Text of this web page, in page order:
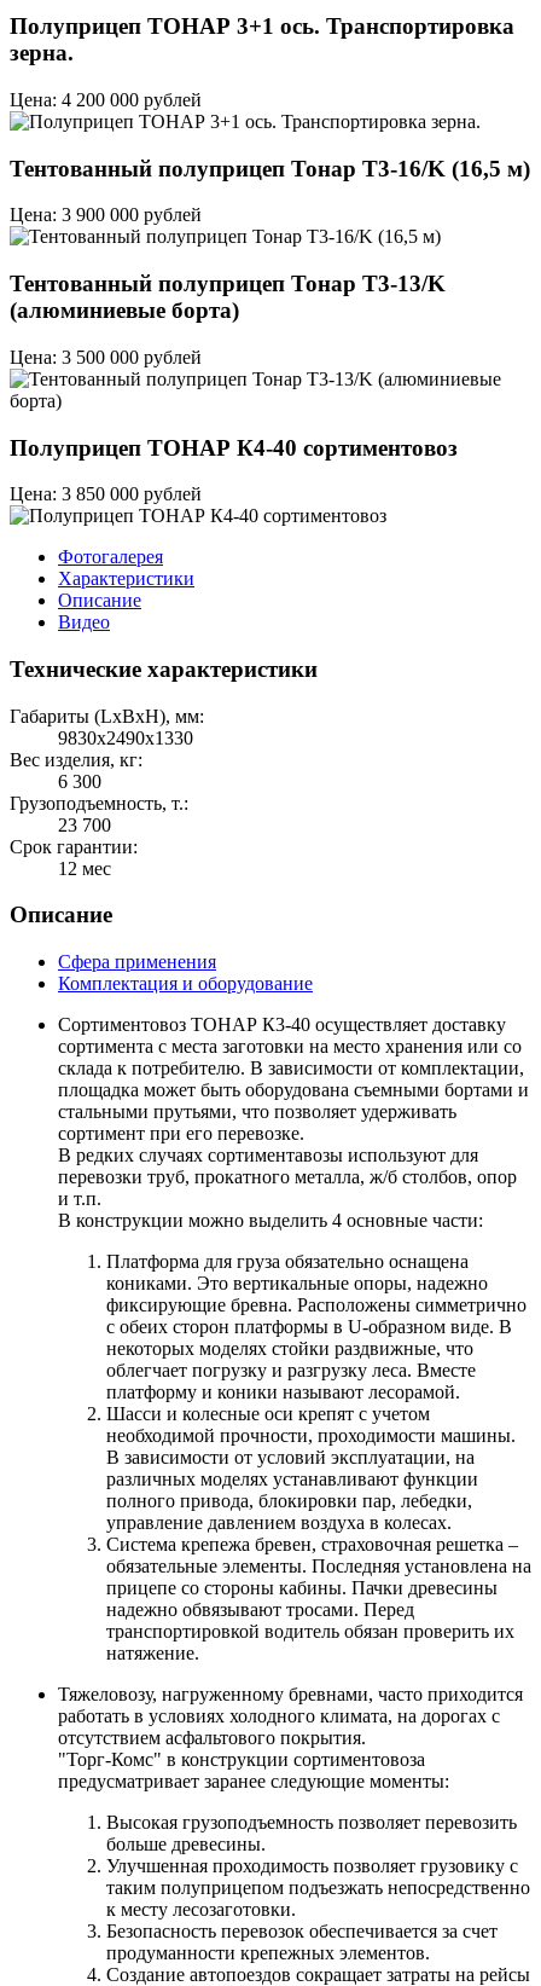
Полуприцеп ТОНАР 3+1 ось. Транспортировка
зерна.
Цена: 4 200 000 рублей
Тентованный полуприцеп Тонар T3-16/K (16,5 м)
Цена: 3 900 000 рублей
Тентованный полуприцеп Тонар T3-13/K
(алюминиевые борта)
Цена: 3 500 000 рублей
Полуприцеп ТОНАР К4-40 сортиментовоз
Цена: 3 850 000 рублей
Фотогалерея
Характеристики
Описание
Видео
Технические характеристики
Габариты (LхBхH), мм:
9830х2490х1330
Вес изделия, кг:
6 300
Грузоподъемность, т.:
23 700
Срок гарантии:
12 мес
Описание
Сфера применения
Комплектация и оборудование
Сортиментовоз ТОНАР К3-40 осуществляет доставку
сортимента с места заготовки на место хранения или со
склада к потребителю. В зависимости от комплектации,
площадка может быть оборудована съемными бортами и
стальными прутьями, что позволяет удерживать
сортимент при его перевозке.
В редких случаях сортиментавозы используют для
перевозки труб, прокатного металла, ж/б столбов, опор
и т.п.
В конструкции можно выделить 4 основные части:
Платформа для груза обязательно оснащена
кониками. Это вертикальные опоры, надежно
фиксирующие бревна. Расположены симметрично
с обеих сторон платформы в U-образном виде. В
некоторых моделях стойки раздвижные, что
облегчает погрузку и разгрузку леса. Вместе
платформу и коники называют лесорамой.
Шасси и колесные оси крепят с учетом
необходимой прочности, проходимости машины.
В зависимости от условий эксплуатации, на
различных моделях устанавливают функции
полного привода, блокировки пар, лебедки,
управление давлением воздуха в колесах.
Система крепежа бревен, страховочная решетка –
обязательные элементы. Последняя установлена на
прицепе со стороны кабины. Пачки древесины
надежно обвязывают тросами. Перед
транспортировкой водитель обязан проверить их
натяжение.
Тяжеловозу, нагруженному бревнами, часто приходится
работать в условиях холодного климата, на дорогах с
отсутствием асфальтового покрытия.
"Торг-Комс" в конструкции сортиментовоза
предусматривает заранее следующие моменты:
Высокая грузоподъемность позволяет перевозить
больше древесины.
Улучшенная проходимость позволяет грузовику с
таким полуприцепом подъезжать непосредственно
к месту лесозаготовки.
Безопасность перевозок обеспечивается за счет
продуманности крепежных элементов.
Создание автопоездов сокращает затраты на рейсы